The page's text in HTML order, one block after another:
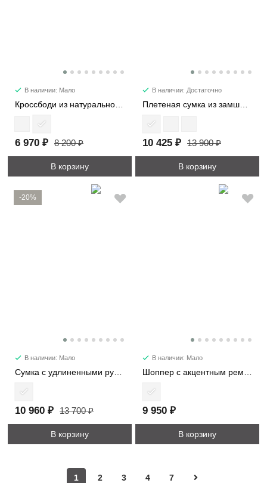
В наличии: Мало
Кроссбоди из натуральной замши 3596
6 970 ₽ 8 200 ₽
В корзину
В наличии: Достаточно
Плетеная сумка из замши 1376
10 425 ₽ 13 900 ₽
В корзину
-20%
В наличии: Мало
10 960 ₽ 13 700 ₽
В корзину
В наличии: Мало
9 950 ₽
В корзину
1 2 3 4 7